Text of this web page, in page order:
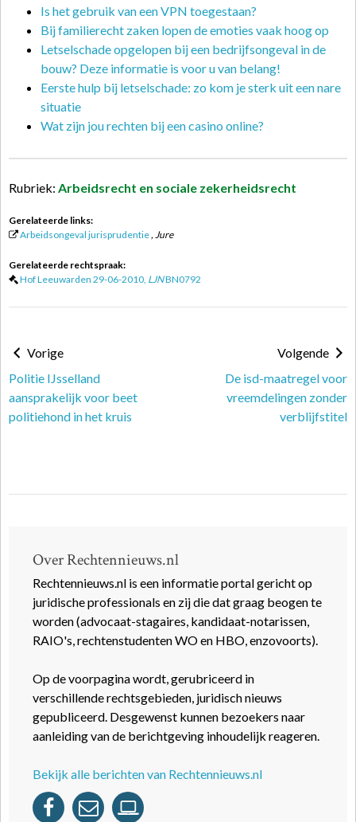
Is het gebruik van een VPN toegestaan?
Bij familierecht zaken lopen de emoties vaak hoog op
Letselschade opgelopen bij een bedrijfsongeval in de
bouw? Deze informatie is voor u van belang!
Eerste hulp bij letselschade: zo kom je sterk uit een nare
situatie
Wat zijn jou rechten bij een casino online?
Rubriek: Arbeidsrecht en sociale zekerheidsrecht
Gerelateerde links:
Arbeidsongeval jurisprudentie, Jure
Gerelateerde rechtspraak:
Hof Leeuwarden 29-06-2010, LJNBN0792
Vorige
Politie IJsselland
aansprakelijk voor beet
politiehond in het kruis
Volgende
De isd-maatregel voor
vreemdelingen zonder
verblijfstitel
Over Rechtennieuws.nl
Rechtennieuws.nl is een informatie portal gericht op
juridische professionals en zij die dat graag beogen te
worden (advocaat-stagaires, kandidaat-notarissen,
RAIO's, rechtenstudenten WO en HBO, enzovoorts).
Op de voorpagina wordt, gerubriceerd in
verschillende rechtsgebieden, juridisch nieuws
gepubliceerd. Desgewenst kunnen bezoekers naar
aanleiding van de berichtgeving inhoudelijk reageren.
Bekijk alle berichten van Rechtennieuws.nl